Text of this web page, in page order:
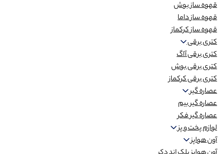
قهوه ساز بوش
قهوه ساز داما
قهوه ساز کرکماز
کتری برقی
کتری برقی آاگ
کتری برقی بوش
کتری برقی کرکماز
عصاره گیر
عصاره گیر بیم
عصاره گیر فکر
لوازم پخت و پز
آون هواپز